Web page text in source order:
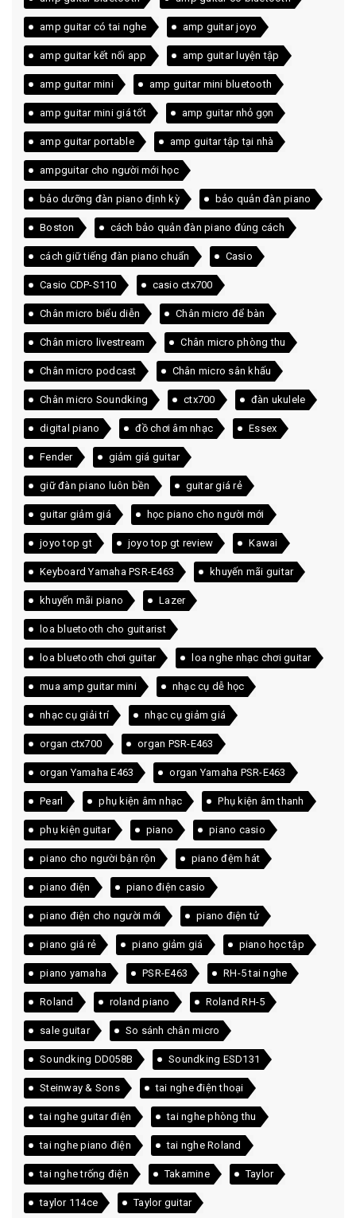
amp guitar có tai nghe amp guitar joyo
amp guitar kết nối app amp guitar luyện tập
amp guitar mini amp guitar mini bluetooth
amp guitar mini giá tốt amp guitar nhỏ gọn
amp guitar portable amp guitar tập tại nhà
ampguitar cho người mới học
bảo dưỡng đàn piano định kỳ bảo quản đàn piano
Boston cách bảo quản đàn piano đúng cách
cách giữ tiếng đàn piano chuẩn Casio
Casio CDP-S110 casio ctx700
Chân micro biểu diễn Chân micro để bàn
Chân micro livestream Chân micro phòng thu
Chân micro podcast Chân micro sân khấu
Chân micro Soundking ctx700 đàn ukulele
digital piano đồ chơi âm nhạc Essex
Fender giảm giá guitar
giữ đàn piano luôn bền guitar giá rẻ
guitar giảm giá học piano cho người mới
joyo top gt joyo top gt review Kawai
Keyboard Yamaha PSR-E463 khuyến mãi guitar
khuyến mãi piano Lazer
loa bluetooth cho guitarist
loa bluetooth chơi guitar loa nghe nhạc chơi guitar
mua amp guitar mini nhạc cụ dễ học
nhạc cụ giải trí nhạc cụ giảm giá
organ ctx700 organ PSR-E463
organ Yamaha E463 organ Yamaha PSR-E463
Pearl phụ kiện âm nhạc Phụ kiện âm thanh
phụ kiện guitar piano piano casio
piano cho người bận rộn piano đệm hát
piano điện piano điện casio
piano điện cho người mới piano điện tử
piano giá rẻ piano giảm giá piano học tập
piano yamaha PSR-E463 RH-5 tai nghe
Roland roland piano Roland RH-5
sale guitar So sánh chân micro
Soundking DD058B Soundking ESD131
Steinway & Sons tai nghe điện thoại
tai nghe guitar điện tai nghe phòng thu
tai nghe piano điện tai nghe Roland
tai nghe trống điện Takamine Taylor
taylor 114ce Taylor guitar